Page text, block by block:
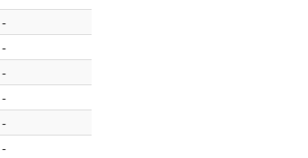
-
-
-
-
-
-